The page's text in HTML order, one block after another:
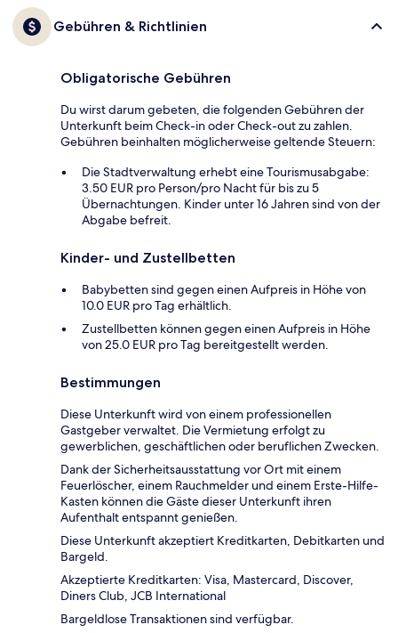
Gebühren & Richtlinien
Obligatorische Gebühren
Du wirst darum gebeten, die folgenden Gebühren der
Unterkunft beim Check-in oder Check-out zu zahlen.
Gebühren beinhalten möglicherweise geltende Steuern:
Die Stadtverwaltung erhebt eine Tourismusabgabe:
3.50 EUR pro Person/pro Nacht für bis zu 5
Übernachtungen. Kinder unter 16 Jahren sind von der
Abgabe befreit.
Kinder- und Zustellbetten
Babybetten sind gegen einen Aufpreis in Höhe von
10.0 EUR pro Tag erhältlich.
Zustellbetten können gegen einen Aufpreis in Höhe
von 25.0 EUR pro Tag bereitgestellt werden.
Bestimmungen
Diese Unterkunft wird von einem professionellen
Gastgeber verwaltet. Die Vermietung erfolgt zu
gewerblichen, geschäftlichen oder beruflichen Zwecken.
Dank der Sicherheitsausstattung vor Ort mit einem
Feuerlöscher, einem Rauchmelder und einem Erste-Hilfe-
Kasten können die Gäste dieser Unterkunft ihren
Aufenthalt entspannt genießen.
Diese Unterkunft akzeptiert Kreditkarten, Debitkarten und
Bargeld.
Akzeptierte Kreditkarten: Visa, Mastercard, Discover,
Diners Club, JCB International
Bargeldlose Transaktionen sind verfügbar.